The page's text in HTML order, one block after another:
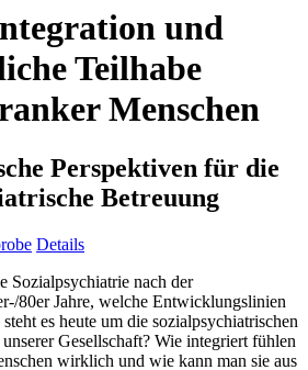
und
Teilhabe
Menschen
Perspektiven für die
Betreuung
Details
Sozialpsychiatrie nach der
80er Jahre, welche Entwicklungslinien
es heute um die sozialpsychiatrischen
Gesellschaft? Wie integriert fühlen
wirklich und wie kann man sie aus